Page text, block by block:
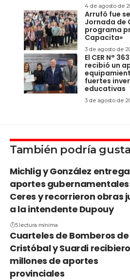
4 de agosto de
Arrufó fue
Jornada de
programa
Capacita»
3 de agosto de
El CER N°
recibió un
fuertes
educativas
3 de agosto de
También podría
Michlig y González
aportes gubernamentales
Ceres y recorrieron obras
a la intendente Dupouy
5 lectura mínima
Cuarteles de Bomberos de
Cristóbal y Suardi
millones de aportes
provinciales